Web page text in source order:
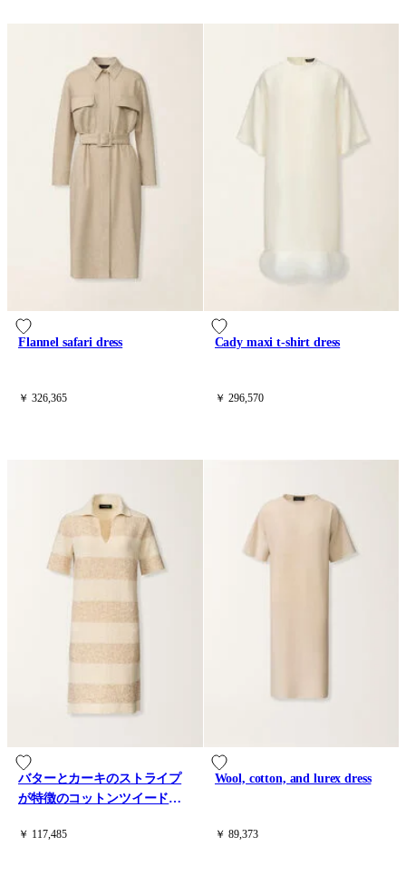
Flannel safari dress
￥ 326,365
Cady maxi t-shirt dress
￥ 296,570
バターとカーキのストライプ
が特徴のコットンツイードド
￥ 117,485
Wool, cotton, and lurex dress
￥ 89,373